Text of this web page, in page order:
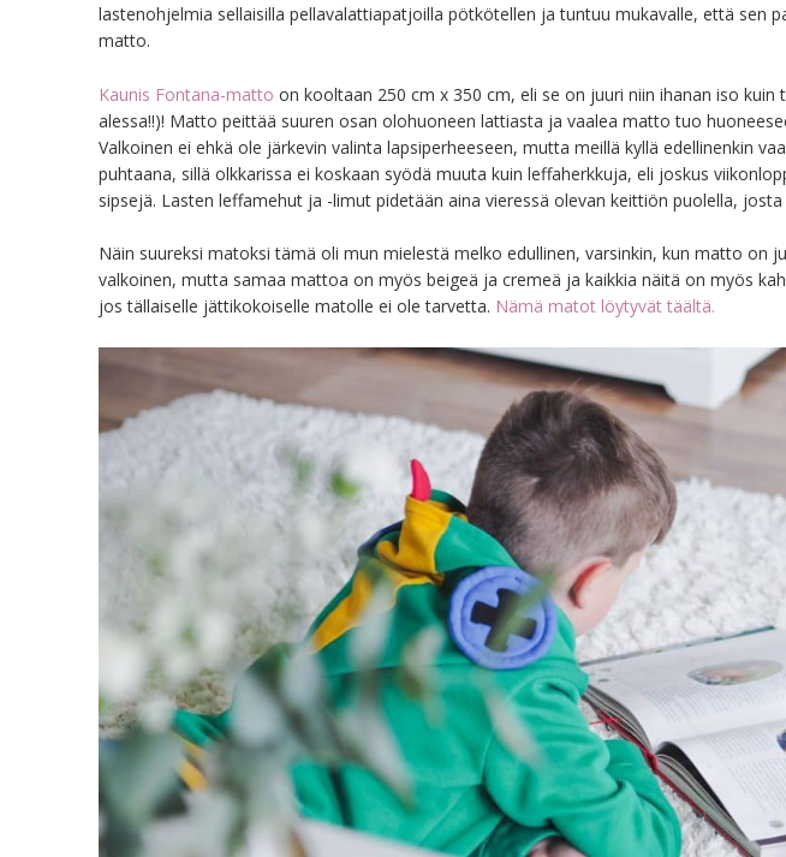
lastenohjelmia sellaisilla pellavalattiapatjoilla pötkötellen ja tuntuu mukavalle, että sen
matto.
Kaunis Fontana-matto on kooltaan 250 cm x 350 cm, eli se on juuri niin ihanan iso kuin
alessa!!)! Matto peittää suuren osan olohuoneen lattiasta ja vaalea matto tuo
Valkoinen ei ehkä ole järkevin valinta lapsiperheeseen, mutta meillä kyllä edellinenkin
puhtaana, sillä olkkarissa ei koskaan syödä muuta kuin leffaherkkuja, eli joskus
sipsejä. Lasten leffamehut ja -limut pidetään aina vieressä olevan keittiön puolella,
Näin suureksi matoksi tämä oli mun mielestä melko edullinen, varsinkin, kun matto on
valkoinen, mutta samaa mattoa on myös beigeä ja cremeä ja kaikkia näitä on myös
jos tällaiselle jättikokoiselle matolle ei ole tarvetta. Nämä matot löytyvät täältä.